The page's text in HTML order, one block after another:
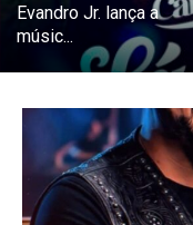
Evandro Jr. lança a
músic...